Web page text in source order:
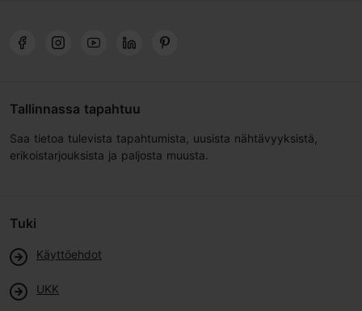
Tallinnassa tapahtuu
Saa tietoa tulevista tapahtumista, uusista nähtävyyksistä,
erikoistarjouksista ja paljosta muusta.
Tuki
Käyttöehdot
UKK